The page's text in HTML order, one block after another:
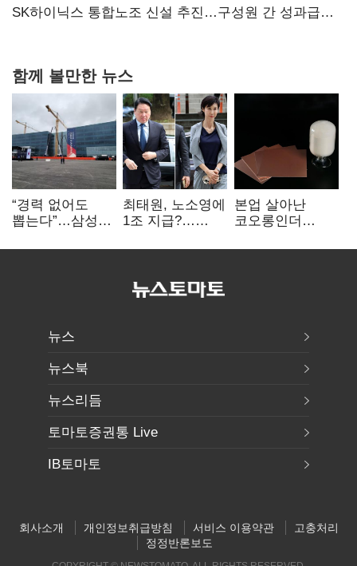
과징금 4억6200만원 부과
SK하이닉스 통합노조 신설 추진…구성원 간 성과급
함께 볼만한 뉴스
“경력 없어도
뽑는다”…삼성
반도체 인재
최태원, 노소영에
1조 지급?…
본업 살아난
코오롱인더
배터리 소재로
뉴스
뉴스북
뉴스리듬
토마토증권통 Live
IB토마토
회사소개 개인정보취급방침 서비스 이용약관
고충처리
정정반론보도